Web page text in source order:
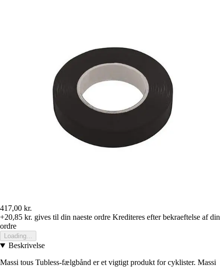
417,00 kr.
+20,85 kr. gives til din naeste ordre Krediteres efter bekraeftelse af din
ordre
Loading...
Beskrivelse
Massi tous Tubless-fælgbånd er et vigtigt produkt for cyklister. Massi